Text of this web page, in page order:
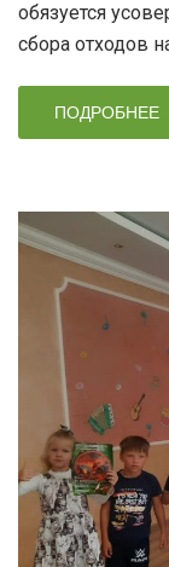
обязуется
сбора отходов
ПОДРОБНЕЕ